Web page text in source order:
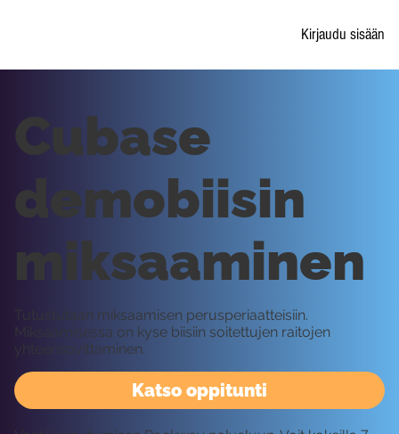
Kirjaudu sisään
Katso oppitunti
Cubase
demobiisin
miksaaminen
Tutustutaan miksaamisen perusperiaatteisiin.
Miksaamisessa on kyse biisiin soitettujen raitojen
yhteensovittaminen.